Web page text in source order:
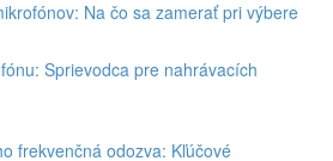
Na čo sa zamerať pri výbere
Sprievodca pre nahrávacích
frekvenčná odozva: Kľúčové